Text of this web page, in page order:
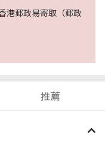
港郵政易寄取（郵政
推薦